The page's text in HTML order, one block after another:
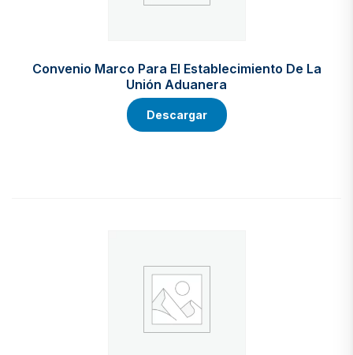
Convenio Marco Para El Establecimiento De La
Unión Aduanera
Descargar